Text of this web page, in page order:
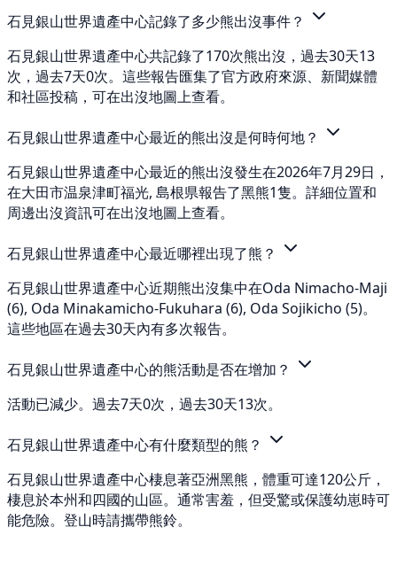
石見銀山世界遺產中心記錄了多少熊出沒事件？
石見銀山世界遺產中心共記錄了170次熊出沒，過去30天13
次，過去7天0次。這些報告匯集了官方政府來源、新聞媒體
和社區投稿，可在出沒地圖上查看。
石見銀山世界遺產中心最近的熊出沒是何時何地？
石見銀山世界遺產中心最近的熊出沒發生在2026年7月29日，
在大田市温泉津町福光, 島根県報告了黑熊1隻。詳細位置和
周邊出沒資訊可在出沒地圖上查看。
石見銀山世界遺產中心最近哪裡出現了熊？
石見銀山世界遺產中心近期熊出沒集中在Oda Nimacho-Maji
(6), Oda Minakamicho-Fukuhara (6), Oda Sojikicho (5)。
這些地區在過去30天內有多次報告。
石見銀山世界遺產中心的熊活動是否在增加？
活動已減少。過去7天0次，過去30天13次。
石見銀山世界遺產中心有什麼類型的熊？
石見銀山世界遺產中心棲息著亞洲黑熊，體重可達120公斤，
棲息於本州和四國的山區。通常害羞，但受驚或保護幼崽時可
能危險。登山時請攜帶熊鈴。